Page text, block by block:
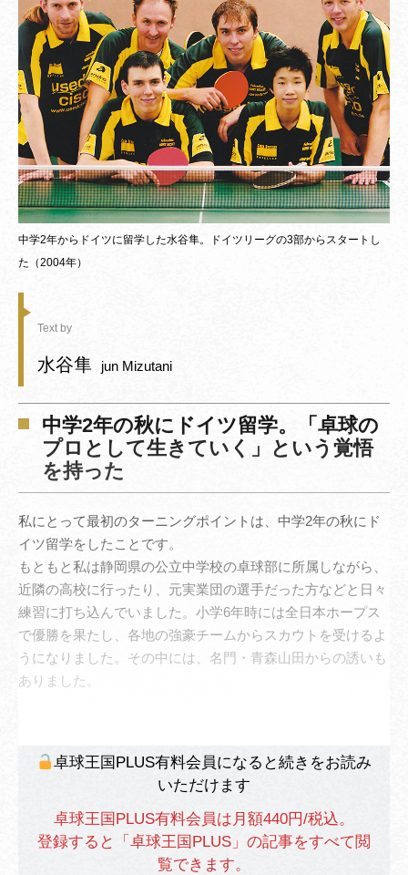
中学2年からドイツに留学した水谷隼。ドイツリーグの3部からスタートし
た（2004年）
Text by
水谷隼 jun Mizutani
中学2年の秋にドイツ留学。「卓球の
プロとして生きていく」という覚悟
を持った
私にとって最初のターニングポイントは、中学2年の秋にド
イツ留学をしたことです。
もともと私は静岡県の公立中学校の卓球部に所属しながら、
近隣の高校に行ったり、元実業団の選手だった方などと日々
練習に打ち込んでいました。小学6年時には全日本ホープス
で優勝を果たし、各地の強豪チームからスカウトを受けるよ
うになりました。その中には、名門・青森山田からの誘いも
ありました。
卓球王国PLUS有料会員になると続きをお読み
いただけます
卓球王国PLUS有料会員は月額440円/税込。
登録すると「卓球王国PLUS」の記事をすべて閲
覧できます。